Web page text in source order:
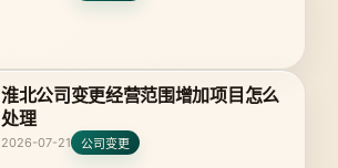
淮北公司变更经营范围增加项目怎么
处理
2026-07-21 公司变更